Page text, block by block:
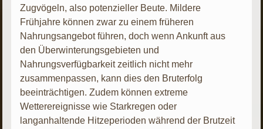
Zugvögeln, also potenzieller Beute. Mildere
Frühjahre können zwar zu einem früheren
Nahrungsangebot führen, doch wenn Ankunft aus
den Überwinterungsgebieten und
Nahrungsverfügbarkeit zeitlich nicht mehr
zusammenpassen, kann dies den Bruterfolg
beeinträchtigen. Zudem können extreme
Wetterereignisse wie Starkregen oder
langanhaltende Hitzeperioden während der Brutzeit